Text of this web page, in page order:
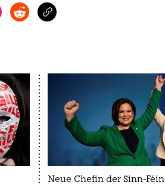
Neue Chefin der Sinn-